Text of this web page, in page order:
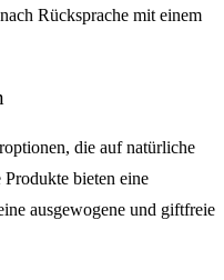
Rücksprache mit einem
die auf natürliche
bieten eine
ausgewogene und giftfreie